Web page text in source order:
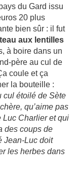
du Gard issu
20 plus
bien sûr : il fut
aux lentilles
à boire dans un
père au cul de
coule et ça
la bouteille :
cul étoilé de Sète
qu’aime pas
Luc Charlier et qui
des coups de
Jean-Luc doit
les herbes dans